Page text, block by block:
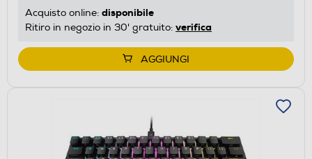
Acquisto online: disponibile
Ritiro in negozio in 30' gratuito: verifica
AGGIUNGI